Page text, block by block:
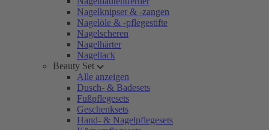
Nagelknipser & -zangen
Nagelöle & -pflegestifte
Nagelscheren
Nagelhärter
Nagellack
Beauty Set
Alle anzeigen
Dusch- & Badesets
Fußpflegesets
Geschenksets
Hand- & Nagelpflegesets